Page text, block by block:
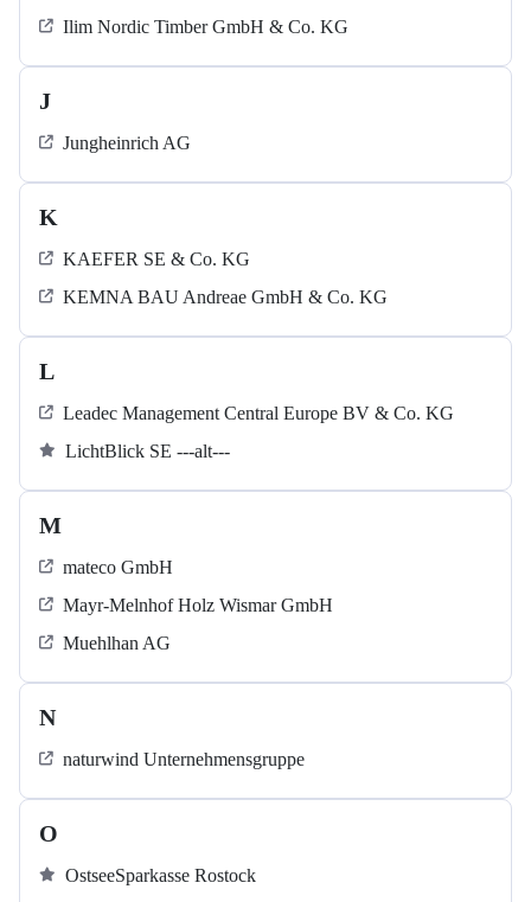
Ilim Nordic Timber GmbH & Co. KG
J
Jungheinrich AG
K
KAEFER SE & Co. KG
KEMNA BAU Andreae GmbH & Co. KG
L
Leadec Management Central Europe BV & Co. KG
LichtBlick SE ---alt---
M
mateco GmbH
Mayr-Melnhof Holz Wismar GmbH
Muehlhan AG
N
naturwind Unternehmensgruppe
O
OstseeSparkasse Rostock